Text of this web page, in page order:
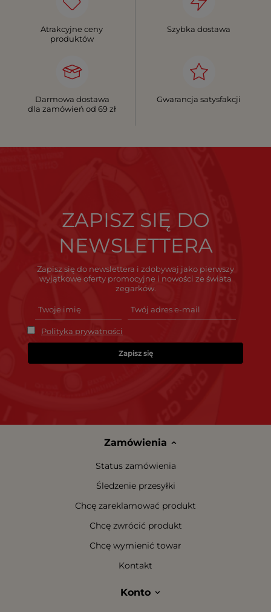
Atrakcyjne ceny
produktów
Szybka dostawa
Darmowa dostawa
dla zamówień od 69 zł
Gwarancja satysfakcji
ZAPISZ SIĘ DO
NEWSLETTERA
Zapisz się do newslettera i zdobywaj jako pierwszy
wyjątkowe oferty promocyjne i nowości ze świata
zegarków.
Polityka prywatności
Zapisz się
Zamówienia
Status zamówienia
Śledzenie przesyłki
Chcę zareklamować produkt
Chcę zwrócić produkt
Chcę wymienić towar
Kontakt
Konto